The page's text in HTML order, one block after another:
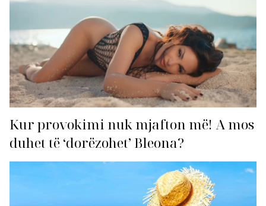
Kur provokimi nuk mjafton më! A mos
duhet të ‘dorëzohet’ Bleona?